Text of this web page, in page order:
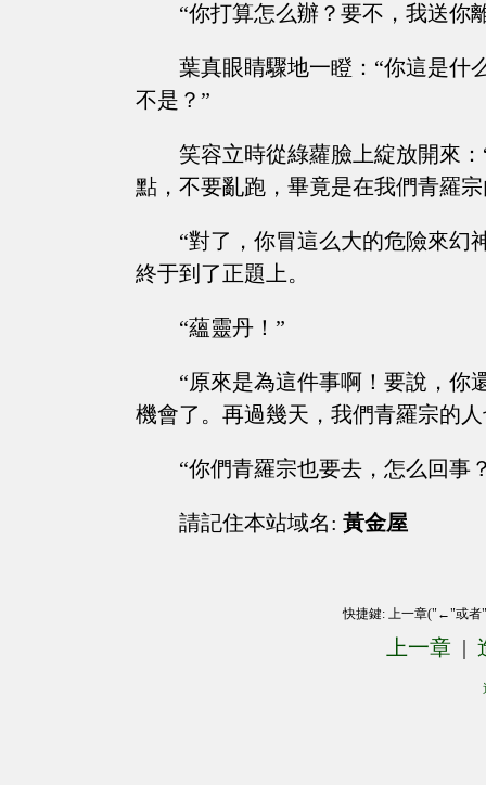
“你打算怎么辦？要不，我送你
葉真眼睛驟地一瞪：“你這是什
不是？”
笑容立時從綠蘿臉上綻放開來
點，不要亂跑，畢竟是在我們青羅
“對了，你冒這么大的危險來幻
終于到了正題上。
“蘊靈丹！”
“原來是為這件事啊！要說，你
機會了。再過幾天，我們青羅宗的
“你們青羅宗也要去，怎么回事
請記住本站域名: 黃金屋
快捷鍵: 上一章("←"或
上一章 |